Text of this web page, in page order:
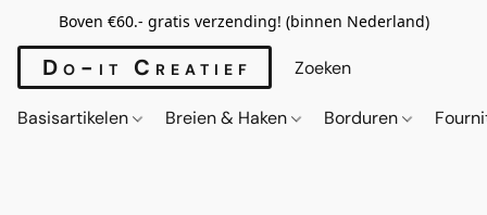
Boven €60.- gratis verzending! (binnen Nederland)
Do-it Creatief
Basisartikelen Breien & Haken Borduren